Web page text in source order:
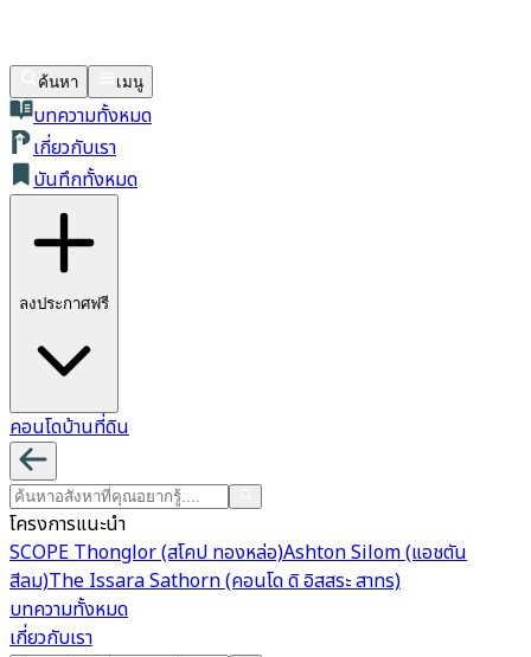
ค้นหา เมนู
บทความทั้งหมด
เกี่ยวกับเรา
บันทึกทั้งหมด
ลงประกาศฟรี
คอนโดบ้านที่ดิน
โครงการแนะนำ
SCOPE Thonglor (สโคป ทองหล่อ)Ashton Silom (แอชตัน
สีลม)The Issara Sathorn (คอนโด ดิ อิสสระ สาทร)
บทความทั้งหมด
เกี่ยวกับเรา